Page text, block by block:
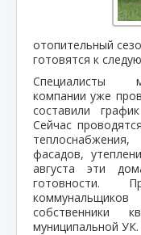
отопительный
готовятся к
Специалисты
компании уже
составили
Сейчас
фасадов,
августа эти
готовности.
собственники
муниципальной УК.